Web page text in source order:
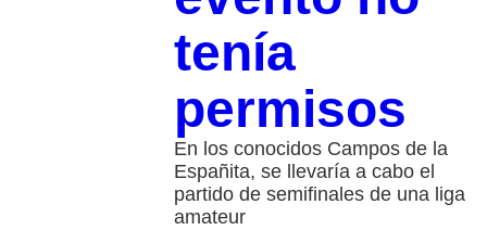
tenía
permisos
En los conocidos Campos de la
Españita, se llevaría a cabo el
partido de semifinales de una liga
amateur